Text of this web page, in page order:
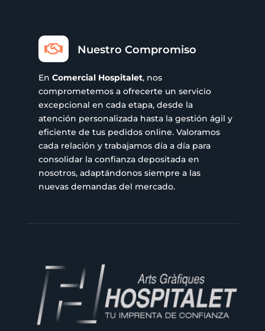
 Nuestro Compromiso
En Comercial Hospitalet, nos
comprometemos a ofrecerte un servicio
excepcional en cada etapa, desde la
atención personalizada hasta la gestión ágil y
eficiente de tus pedidos online. Valoramos
cada relación y trabajamos día a día para
consolidar la confianza depositada en
nosotros, adaptándonos siempre a las
nuevas demandas del mercado.